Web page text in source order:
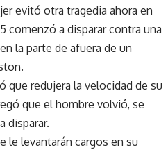
evitó otra tragedia ahora en
comenzó a disparar contra una
la parte de afuera de un
que redujera la velocidad de su
que el hombre volvió, se
disparar.
le levantarán cargos en su